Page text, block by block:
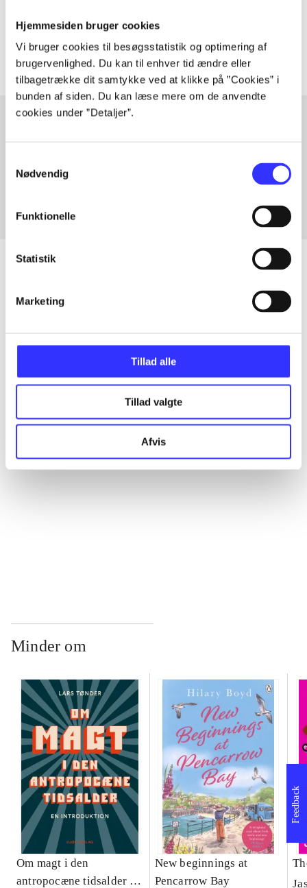
Hjemmesiden bruger cookies
Vi bruger cookies til besøgsstatistik og optimering af
brugervenlighed. Du kan til enhver tid ændre eller
tilbagetrække dit samtykke ved at klikke på ”Cookies” i
bunden af siden. Du kan læse mere om de anvendte
cookies under ”Detaljer”.
Nødvendig
Funktionelle
Statistik
Marketing
Tillad alle
Tillad valgte
Afvis
Artiklerne i handler ofte om
Fra
Artikler
Minder om
Om magt i den
antropocæne tidsalder :
New beginnings at
Pencarrow Bay
Feedback